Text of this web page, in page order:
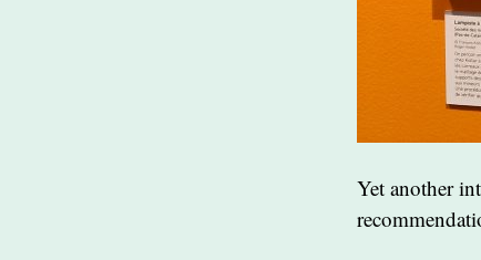
Yet another